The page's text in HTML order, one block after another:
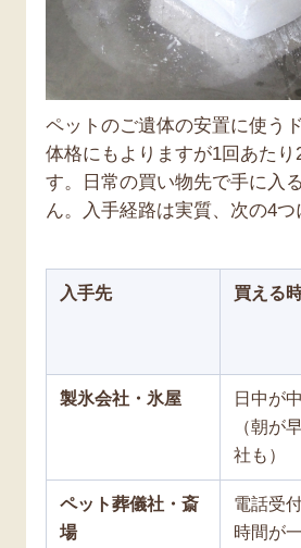
ペットのご遺体の安置に使う
体格にもよりますが1回あた
す。日常の買い物先で手に入
ん。入手経路は実質、次の4つ
入手先 買える
製氷会社・氷屋
日中が
（朝が
社も）
ペット葬儀社・斎
場
電話受
時間が